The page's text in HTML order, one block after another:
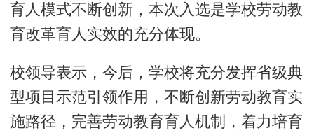
育人模式不断创新，本次入选是学校劳动教
育改革育人实效的充分体现。
校领导表示，今后，学校将充分发挥省级典
型项目示范引领作用，不断创新劳动教育实
施路径，完善劳动教育育人机制，着力培育